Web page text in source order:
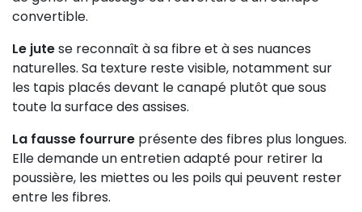
convertible.
Le jutese reconnaît à sa fibre et à ses nuances
naturelles. Sa texture reste visible, notamment sur
les tapis placés devant le canapé plutôt que sous
toute la surface des assises.
La fausse fourrure présente des fibres plus longues.
Elle demande un entretien adapté pour retirer la
poussière, les miettes ou les poils qui peuvent rester
entre les fibres.